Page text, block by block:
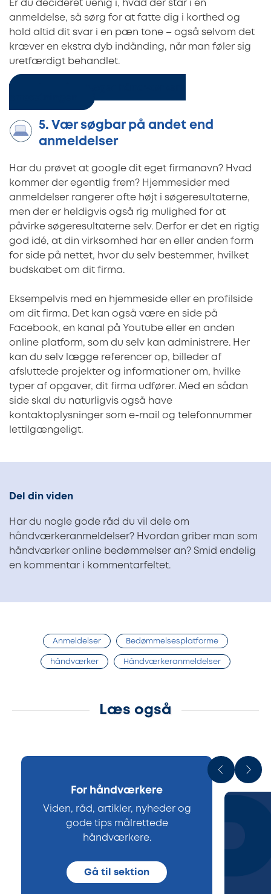
Er du decideret uenig i, hvad der står i en
anmeldelse, så sørg for at fatte dig i korthed og
hold altid dit svar i en pæn tone – også selvom det
kræver en ekstra dyb indånding, når man føler sig
uretfærdigt behandlet.
5. Vær søgbar på andet end
anmeldelser
Har du prøvet at google dit eget firmanavn? Hvad
kommer der egentlig frem? Hjemmesider med
anmeldelser rangerer ofte højt i søgeresultaterne,
men der er heldigvis også rig mulighed for at
påvirke søgeresultaterne selv. Derfor er det en rigtig
god idé, at din virksomhed har en eller anden form
for side på nettet, hvor du selv bestemmer, hvilket
budskabet om dit firma.
Eksempelvis med en hjemmeside eller en profilside
om dit firma. Det kan også være en side på
Facebook, en kanal på Youtube eller en anden
online platform, som du selv kan administrere. Her
kan du selv lægge referencer op, billeder af
afsluttede projekter og informationer om, hvilke
typer af opgaver, dit firma udfører. Med en sådan
side skal du naturligvis også have
kontaktoplysninger som e-mail og telefonnummer
lettilgængeligt.
Del din viden
Har du nogle gode råd du vil dele om
håndværkeranmeldelser? Hvordan griber man som
håndværker online bedømmelser an? Smid endelig
en kommentar i kommentarfeltet.
Anmeldelser Bedømmelsesplatforme
håndværker Håndværkeranmeldelser
Læs også
For håndværkere
Viden, råd, artikler, nyheder og
gode tips målrettede
håndværkere.
Gå til sektion